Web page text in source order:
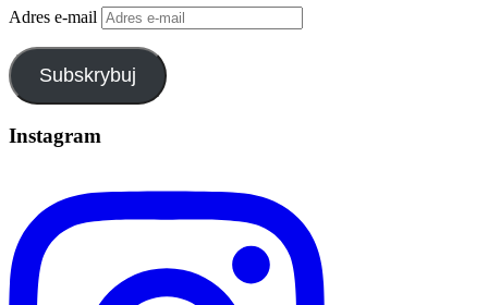
Adres e-mail
Subskrybuj
Instagram